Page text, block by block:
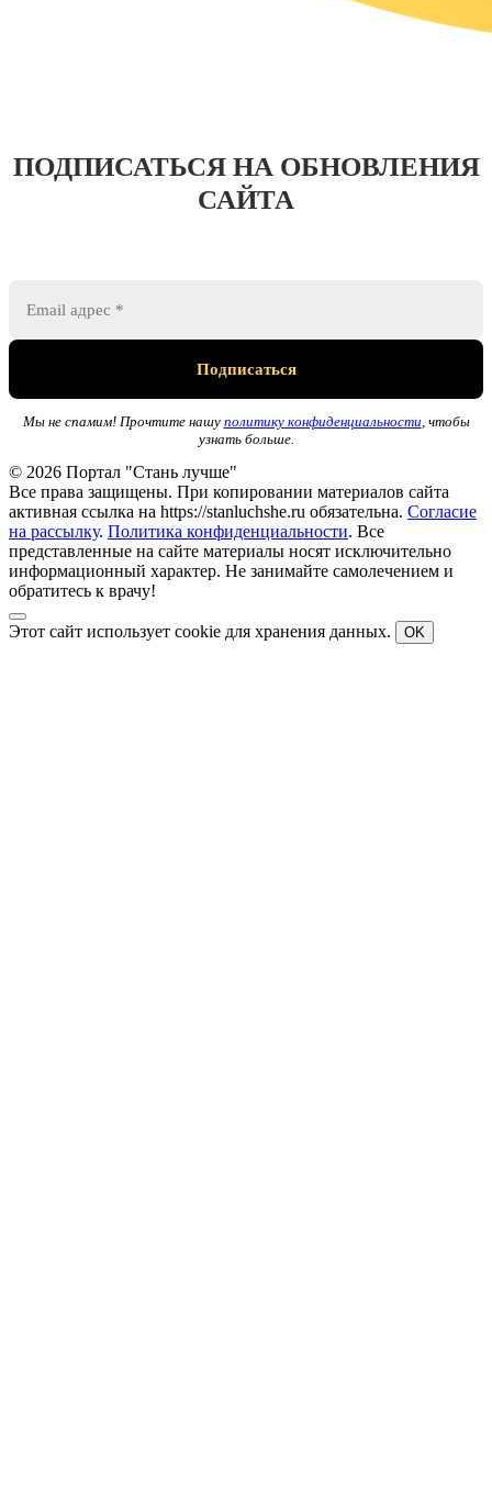
ПОДПИСАТЬСЯ НА ОБНОВЛЕНИЯ
САЙТА
Мы не спамим! Прочтите нашу политику конфиденциальности , чтобы
узнать больше.
© 2026 Портал "Стань лучше"
Все права защищены. При копировании материалов сайта
активная ссылка на https://stanluchshe.ru обязательна. Согласие
на рассылку. Политика конфиденциальности. Все
представленные на сайте материалы носят исключительно
информационный характер. Не занимайте самолечением и
обратитесь к врачу!
Этот сайт использует cookie для хранения данных. OK